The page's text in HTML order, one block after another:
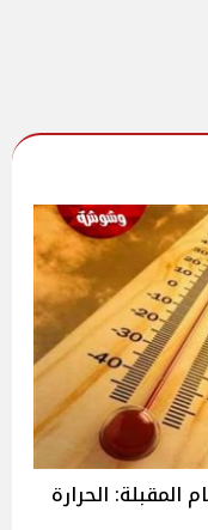
الحرارة